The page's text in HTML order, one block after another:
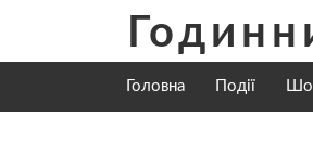
content
Головна Події